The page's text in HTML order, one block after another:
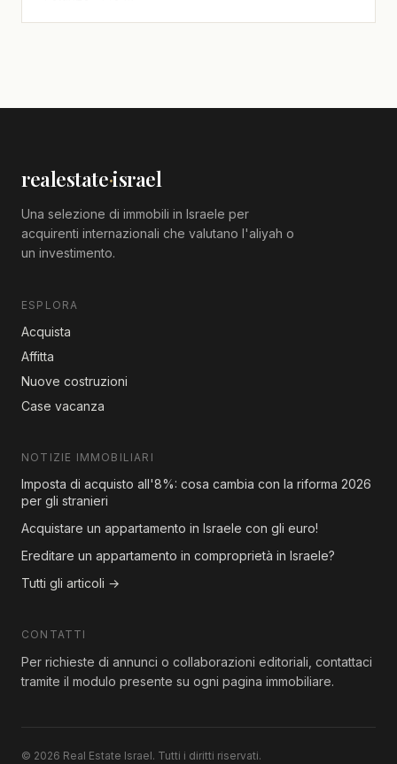
realestate·israel
Una selezione di immobili in Israele per
acquirenti internazionali che valutano l'aliyah o
un investimento.
ESPLORA
Acquista
Affitta
Nuove costruzioni
Case vacanza
NOTIZIE IMMOBILIARI
Imposta di acquisto all'8%: cosa cambia con la riforma 2026
per gli stranieri
Acquistare un appartamento in Israele con gli euro!
Ereditare un appartamento in comproprietà in Israele?
Tutti gli articoli →
CONTATTI
Per richieste di annunci o collaborazioni editoriali, contattaci
tramite il modulo presente su ogni pagina immobiliare.
© 2026 Real Estate Israel. Tutti i diritti riservati.